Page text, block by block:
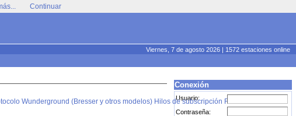
Viernes, 7 de agosto 2026 | 1572 estaciones online
Wunderground (Bresser y otros modelos) Hilos de subscripción RSS
Conexión
Usuario:
Contraseña:
Continuar